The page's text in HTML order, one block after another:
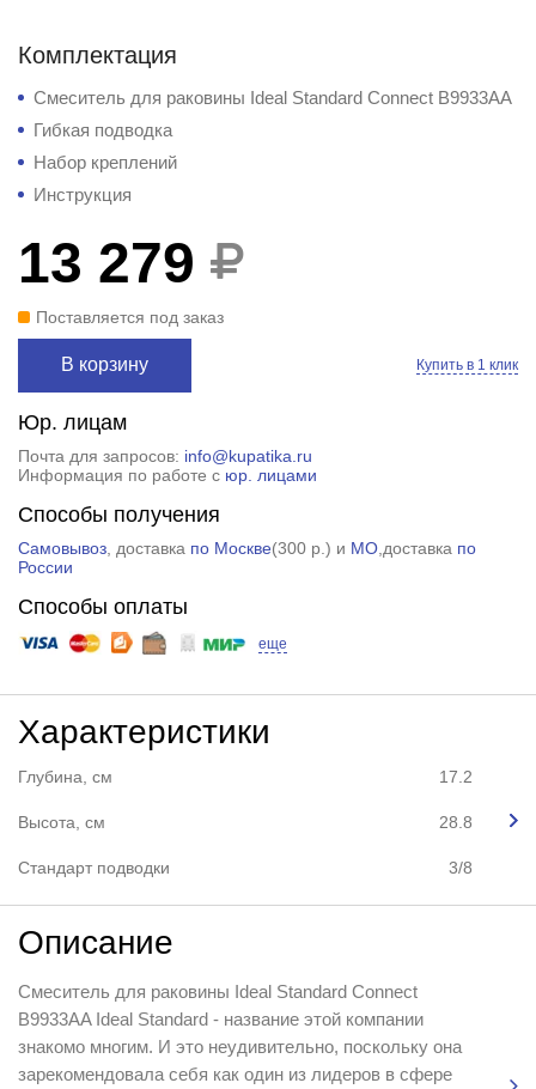
Комплектация
Смеситель для раковины Ideal Standard Connect B9933AA
Гибкая подводка
Набор креплений
Инструкция
13 279
Поставляется под заказ
В корзину Купить в 1 клик
Юр. лицам
Почта для запросов: info@kupatika.ru
Информация по работе с юр. лицами
Способы получения
Самовывоз, доставка по Москве(300 р. ) и МО,доставка по
России
Способы оплаты
еще
Характеристики
Глубина, см 17.2
Высота, см 28.8
Стандарт подводки 3/8
Описание
Смеситель для раковины Ideal Standard Connect
B9933AA Ideal Standard - название этой компании
знакомо многим. И это неудивительно, поскольку она
зарекомендовала себя как один из лидеров в сфере